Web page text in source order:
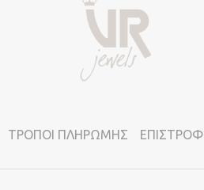
ΤΡΟΠΟΙ ΠΛΗΡΩΜΗΣ